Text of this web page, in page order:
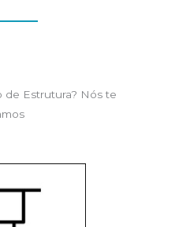
de Estrutura? Nós te